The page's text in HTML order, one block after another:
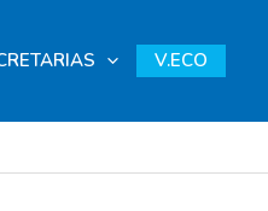
V.ECO